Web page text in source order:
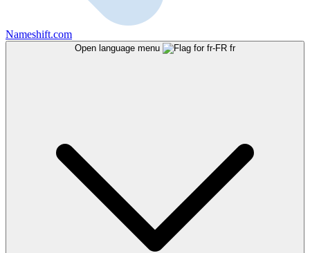
Nameshift.com
Open language menu fr